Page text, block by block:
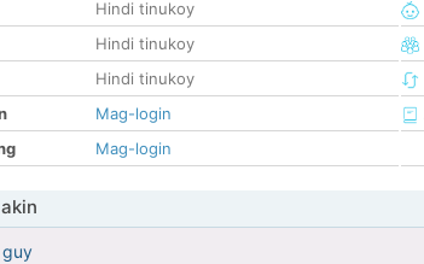
Hindi tinukoy
Hindi tinukoy
Hindi tinukoy
Mag-login
Mag-login
guy